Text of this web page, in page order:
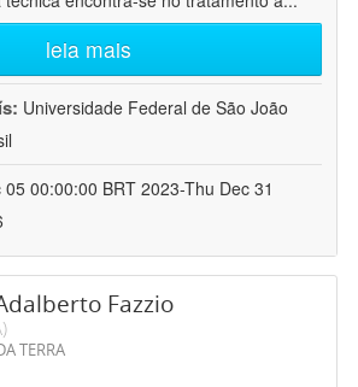
leia mais
Universidade Federal de São João
05 00:00:00 BRT 2023-Thu Dec 31
Fazzio
TERRA